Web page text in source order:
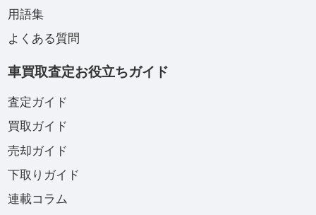
用語集
よくある質問
車買取査定お役立ちガイド
査定ガイド
買取ガイド
売却ガイド
下取りガイド
連載コラム